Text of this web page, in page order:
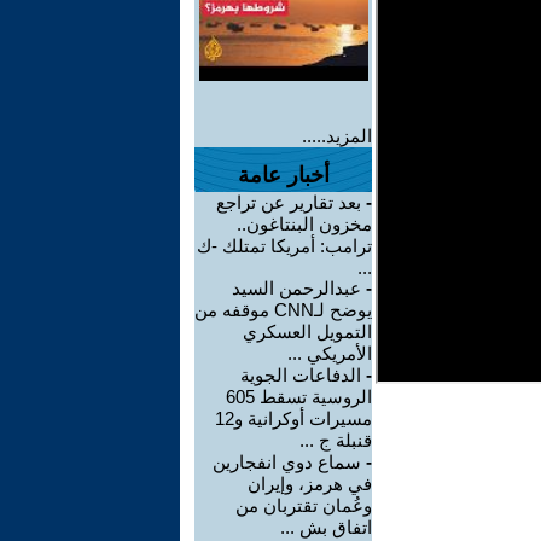
المزيد.....
أخبار عامة
- بعد تقارير عن تراجع
مخزون البنتاغون..
ترامب: أمريكا تمتلك -ك
...
- عبدالرحمن السيد
يوضح لـCNN موقفه من
التمويل العسكري
الأمريكي ...
- الدفاعات الجوية
الروسية تسقط 605
مسيرات أوكرانية و12
قنبلة ج ...
- سماع دوي انفجارين
في هرمز، وإيران
وعُمان تقتربان من
اتفاق بش ...